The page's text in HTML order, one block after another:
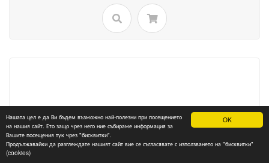
OK
Нашата цел е да Ви бъдем възможно най-полезни при посещението
на нашия сайт. Ето защо чрез него ние събираме информация за
Вашите посещения тук чрез "бисквитки".
Продължавайки да разглеждате нашият сайт вие се съгласявате с използването на "бисквитки"
(cookies)